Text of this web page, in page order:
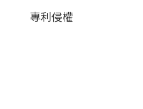
專利侵權